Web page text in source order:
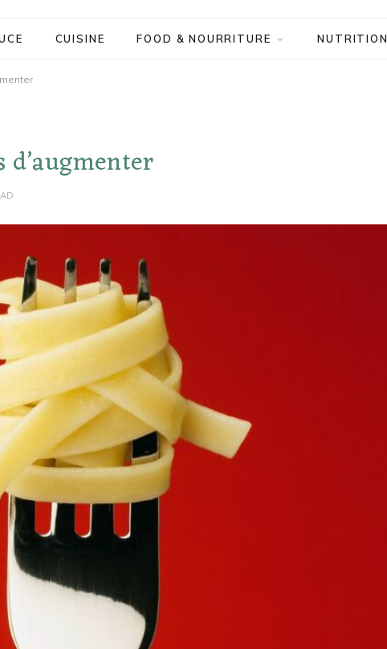
CUISINE FOOD & NOURRITURE NUTRITION
d’augmenter